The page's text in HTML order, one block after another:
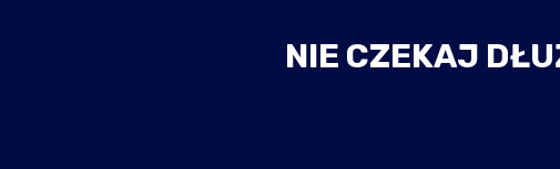
NIE CZEKAJ